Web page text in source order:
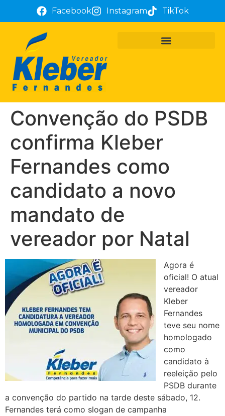
Facebook Instagram TikTok
Convenção do PSDB
confirma Kleber
Fernandes como
candidato a novo
mandato de
vereador por Natal
Agora é
oficial! O atual
vereador
Kleber
Fernandes
teve seu nome
homologado
como
candidato à
reeleição pelo
PSDB durante
a convenção do partido na tarde deste sábado, 12.
Fernandes terá como slogan de campanha